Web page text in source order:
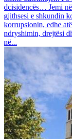
dcisidencës… Jemi
gjithsesi e shkundin
korrupsionin, edhe
ndryshimin, drejtësi
në...